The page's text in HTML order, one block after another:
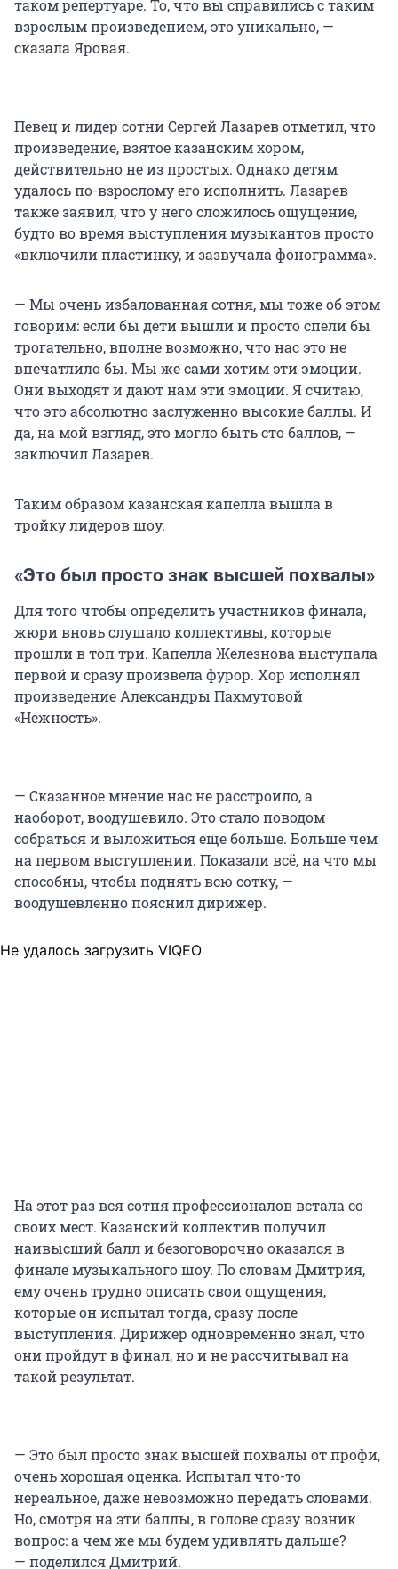
таком репертуаре. То, что вы справились с таким
взрослым произведением, это уникально, —
сказала Яровая.
Певец и лидер сотни Сергей Лазарев отметил, что
произведение, взятое казанским хором,
действительно не из простых. Однако детям
удалось по-взрослому его исполнить. Лазарев
также заявил, что у него сложилось ощущение,
будто во время выступления музыкантов просто
«включили пластинку, и зазвучала фонограмма».
— Мы очень избалованная сотня, мы тоже об этом
говорим: если бы дети вышли и просто спели бы
трогательно, вполне возможно, что нас это не
впечатлило бы. Мы же сами хотим эти эмоции.
Они выходят и дают нам эти эмоции. Я считаю,
что это абсолютно заслуженно высокие баллы. И
да, на мой взгляд, это могло быть сто баллов, —
заключил Лазарев.
Таким образом казанская капелла вышла в
тройку лидеров шоу.
«Это был просто знак высшей похвалы»
Для того чтобы определить участников финала,
жюри вновь слушало коллективы, которые
прошли в топ три. Капелла Железнова выступала
первой и сразу произвела фурор. Хор исполнял
произведение Александры Пахмутовой
«Нежность».
— Сказанное мнение нас не расстроило, а
наоборот, воодушевило. Это стало поводом
собраться и выложиться еще больше. Больше чем
на первом выступлении. Показали всё, на что мы
способны, чтобы поднять всю сотку, —
воодушевленно пояснил дирижер.
Не удалось загрузить VIQEO
На этот раз вся сотня профессионалов встала со
своих мест. Казанский коллектив получил
наивысший балл и безоговорочно оказался в
финале музыкального шоу. По словам Дмитрия,
ему очень трудно описать свои ощущения,
которые он испытал тогда, сразу после
выступления. Дирижер одновременно знал, что
они пройдут в финал, но и не рассчитывал на
такой результат.
— Это был просто знак высшей похвалы от профи,
очень хорошая оценка. Испытал что-то
нереальное, даже невозможно передать словами.
Но, смотря на эти баллы, в голове сразу возник
вопрос: а чем же мы будем удивлять дальше?
— поделился Дмитрий.